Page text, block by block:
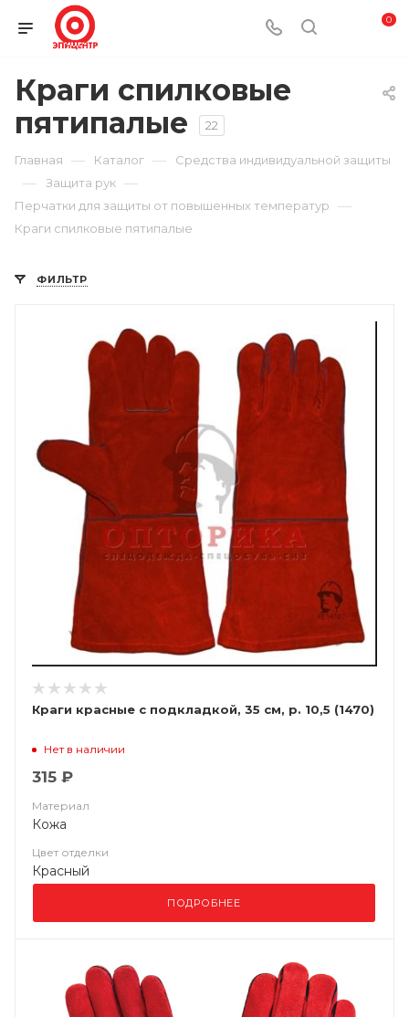
0
Краги спилковые
пятипалые
22
Главная — Каталог — Средства индивидуальной защиты
— Защита рук —
Перчатки для защиты от повышенных температур —
Краги спилковые пятипалые
ФИЛЬТР
Краги красные с подкладкой, 35 см, р. 10,5 (1470)
Нет в наличии
315 ₽
Материал
Кожа
Цвет отделки
Красный
ПОДРОБНЕЕ